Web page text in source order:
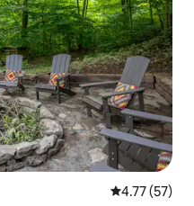
Calificación
4.77 (57)